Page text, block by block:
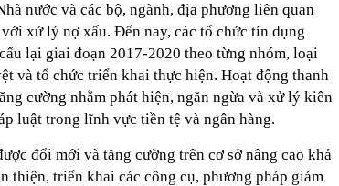
nước và các bộ, ngành, địa phương liên quan
xử lý nợ xấu. Đến nay, các tổ chức tín dụng
lại giai đoạn 2017-2020 theo từng nhóm, loại
và tổ chức triển khai thực hiện. Hoạt động thanh
cường nhằm phát hiện, ngăn ngừa và xử lý kiên
luật trong lĩnh vực tiền tệ và ngân hàng.
đổi mới và tăng cường trên cơ sở nâng cao khả
thiện, triển khai các công cụ, phương pháp giám